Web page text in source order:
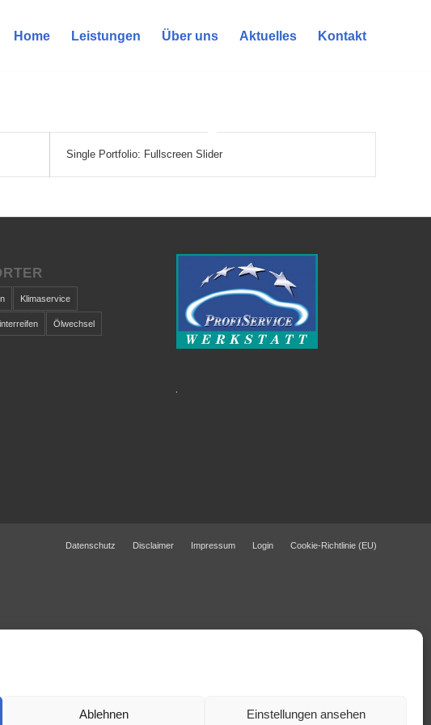
Ablehnen Einstellungen ansehen
Home Leistungen Über uns Aktuelles Kontakt
Single Portfolio: Fullscreen Slider
Klimaservice
Ölwechsel
Datenschutz Disclaimer Impressum Login Cookie-Richtlinie (EU)